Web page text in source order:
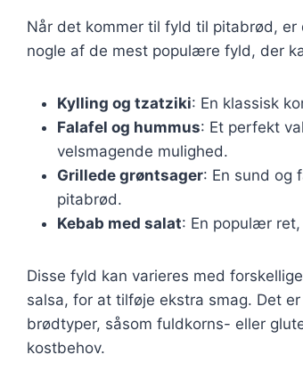
Når det kommer til fyld til pitabrød,
nogle af de mest populære fyld, der
Kylling og tzatziki: En klassisk
Falafel og hummus: Et perfekt
velsmagende mulighed.
Grillede grøntsager: En sund og
pitabrød.
Kebab med salat: En populær
Disse fyld kan varieres med
salsa, for at tilføje ekstra smag. Det
brødtyper, såsom fuldkorns- eller
kostbehov.